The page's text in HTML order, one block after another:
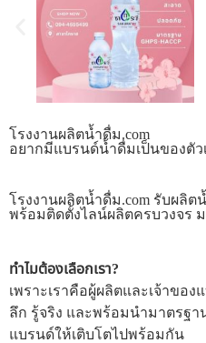
โรงงานผลิตน้ำดื่ม.com
อยากมีแบรนด์น้ำดื่มเป็นของตัว
โรงงานผลิตน้ำดื่ม.com รับผลิต
พร้อมติดตั้งไลน์ผลิตครบวงจร
ทำไมต้องเลือกเรา?
เพราะเราคือผู้ผลิตและเจ้าของ
ลึก รู้จริง และพร้อมนำมาตรฐา
แบรนด์ให้เติบโตไปพร้อมกัน